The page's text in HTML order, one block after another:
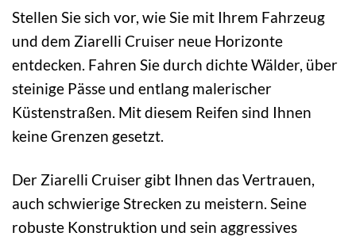
Stellen Sie sich vor, wie Sie mit Ihrem Fahrzeug
und dem Ziarelli Cruiser neue Horizonte
entdecken. Fahren Sie durch dichte Wälder, über
steinige Pässe und entlang malerischer
Küstenstraßen. Mit diesem Reifen sind Ihnen
keine Grenzen gesetzt.
Der Ziarelli Cruiser gibt Ihnen das Vertrauen,
auch schwierige Strecken zu meistern. Seine
robuste Konstruktion und sein aggressives